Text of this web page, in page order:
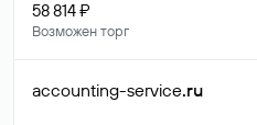
58 814 ₽
Возможен торг
accounting-service.ru